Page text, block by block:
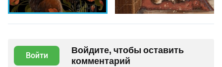
Войти
Войдите, чтобы оставить
комментарий